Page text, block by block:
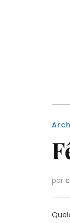
par